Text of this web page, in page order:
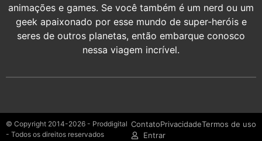
animações e games. Se você também é um nerd ou um
geek apaixonado por esse mundo de super-heróis e
seres de outros planetas, então embarque conosco
nessa viagem incrível.
© Copyright 2014-2026 - Proddigital
- Todos os direitos reservados
ContatoPrivacidadeTermos de uso
Entrar